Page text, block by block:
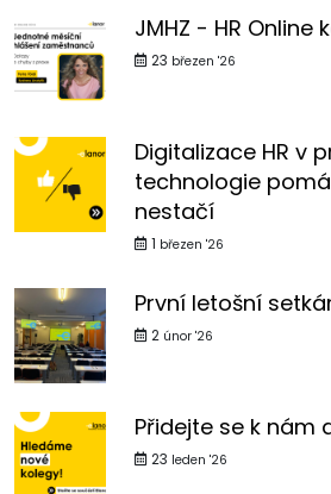
JMHZ - HR Online
23 březen '26
Digitalizace HR v
technologie
nestačí
1 březen '26
První letošní
2 únor '26
Přidejte se k nám
23 leden '26